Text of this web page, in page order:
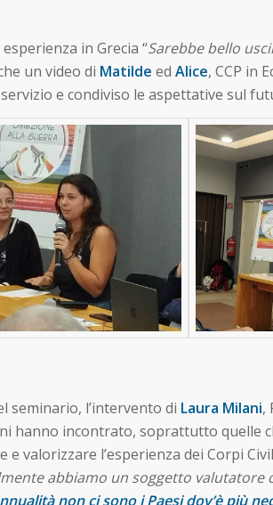
in Grecia “Sarebbe bello
un video di Matilde ed Alice, CCP in
e condiviso le aspettative sul
seminario, l’intervento di Laura Milani,
hanno incontrato, soprattutto quelle
valorizzare l’esperienza dei Corpi
abbiamo un soggetto valutatore
non ci sono i Paesi dov’è più